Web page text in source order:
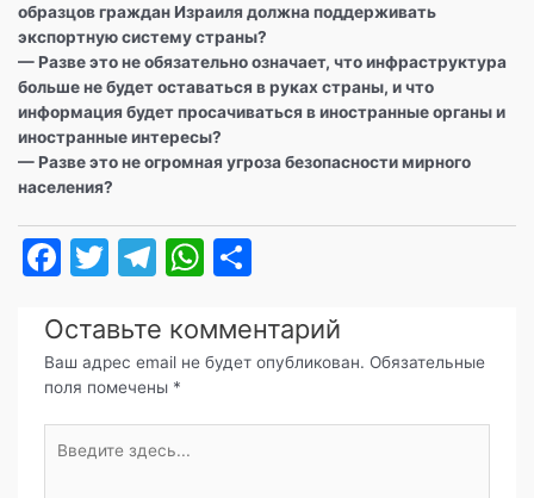
образцов граждан Израиля должна поддерживать
экспортную систему страны?
— Разве это не обязательно означает, что инфраструктура
больше не будет оставаться в руках страны, и что
информация будет просачиваться в иностранные органы и
иностранные интересы?
— Разве это не огромная угроза безопасности мирного
населения?
F
c
e
o
T
itt
er
T
e
gr
m
W
at
s
п
р
Оставьте комментарий
Ваш адрес email не будет опубликован. Обязательные
поля помечены *
здесь...